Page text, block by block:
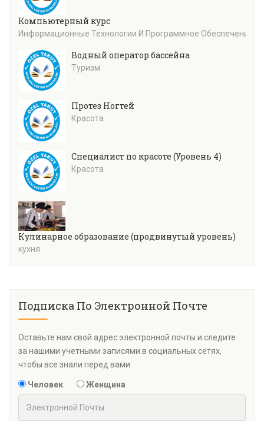
Компьютерный курс
Информационные Технологии И Программное Обеспечение
Водный оператор бассейна
Туризм
Протез Ногтей
Красота
Специалист по красоте (Уровень 4)
Красота
Кулинарное образование (продвинутый уровень)
кухня
Подписка По Электронной Почте
Оставьте нам свой адрес электронной почты и следите
за нашими учетными записями в социальных сетях,
чтобы все знали перед вами.
Человек Женщина